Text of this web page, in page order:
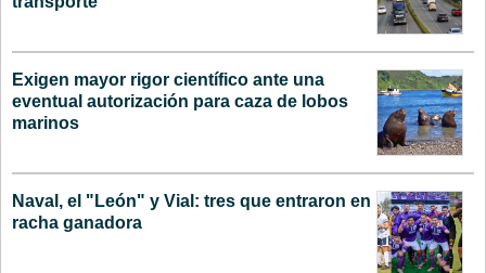
Exigen mayor rigor científico ante una
eventual autorización para caza de lobos
marinos
Naval, el "León" y Vial: tres que entraron en
racha ganadora